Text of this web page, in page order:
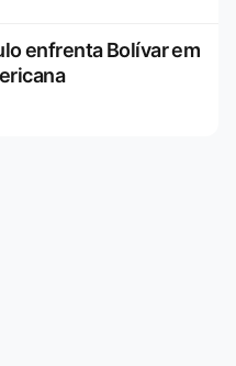
enfrenta Bolívar em